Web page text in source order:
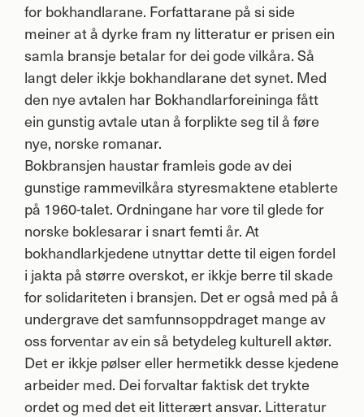
for bokhandlarane. Forfattarane på si side
meiner at å dyrke fram ny litteratur er prisen ein
samla bransje betalar for dei gode vilkåra. Så
langt deler ikkje bokhandlarane det synet. Med
den nye avtalen har Bokhandlarforeininga fått
ein gunstig avtale utan å forplikte seg til å føre
nye, norske romanar.
Bokbransjen haustar framleis gode av dei
gunstige rammevilkåra styresmaktene etablerte
på 1960-talet. Ordningane har vore til glede for
norske boklesarar i snart femti år. At
bokhandlarkjedene utnyttar dette til eigen fordel
i jakta på større overskot, er ikkje berre til skade
for solidariteten i bransjen. Det er også med på å
undergrave det samfunnsoppdraget mange av
oss forventar av ein så betydeleg kulturell aktør.
Det er ikkje pølser eller hermetikk desse kjedene
arbeider med. Dei forvaltar faktisk det trykte
ordet og med det eit litterært ansvar. Litteratur